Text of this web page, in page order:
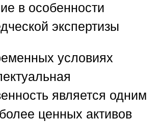
в особенности
экспертизы
условиях
является одним
ценных активов